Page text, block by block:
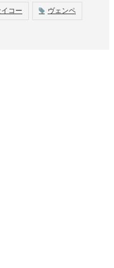
コー ヴェンペ